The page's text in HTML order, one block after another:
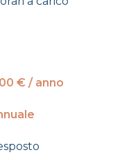
€ / anno